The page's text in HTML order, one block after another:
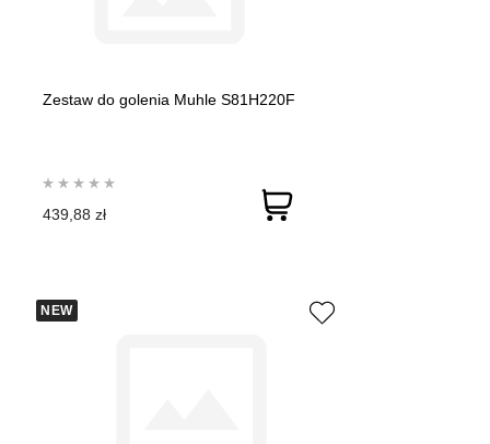
Zestaw do golenia Muhle S81H220F
439,88 zł
NEW